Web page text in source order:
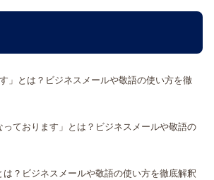
」とは？ビジネスメールや敬語の使い方を徹
っております」とは？ビジネスメールや敬語の
は？ビジネスメールや敬語の使い方を徹底解釈